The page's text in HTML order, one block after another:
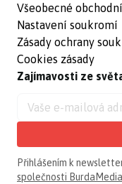
Všeobecné
Nastavení soukromí
Zásady ochrany
Cookies zásady
Zajímavosti ze
Přihlášením k
společnosti